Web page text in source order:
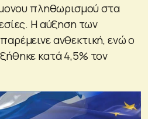
πληθωρισμού στα
Η αύξηση των
ανθεκτική, ενώ ο
κατά 4,5% τον